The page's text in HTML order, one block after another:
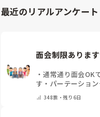
最近のリアルアンケート
面会制限ありま
・ 通常通り面会OK
す ・ パーテーショ
てください）
348票・残り6日